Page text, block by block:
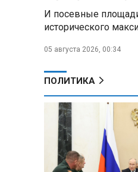
И посевные
исторического
05 августа 2026, 00:34
ПОЛИТИКА